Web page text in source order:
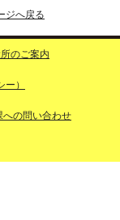
ジへ戻る
のご案内
）
への問い合わせ